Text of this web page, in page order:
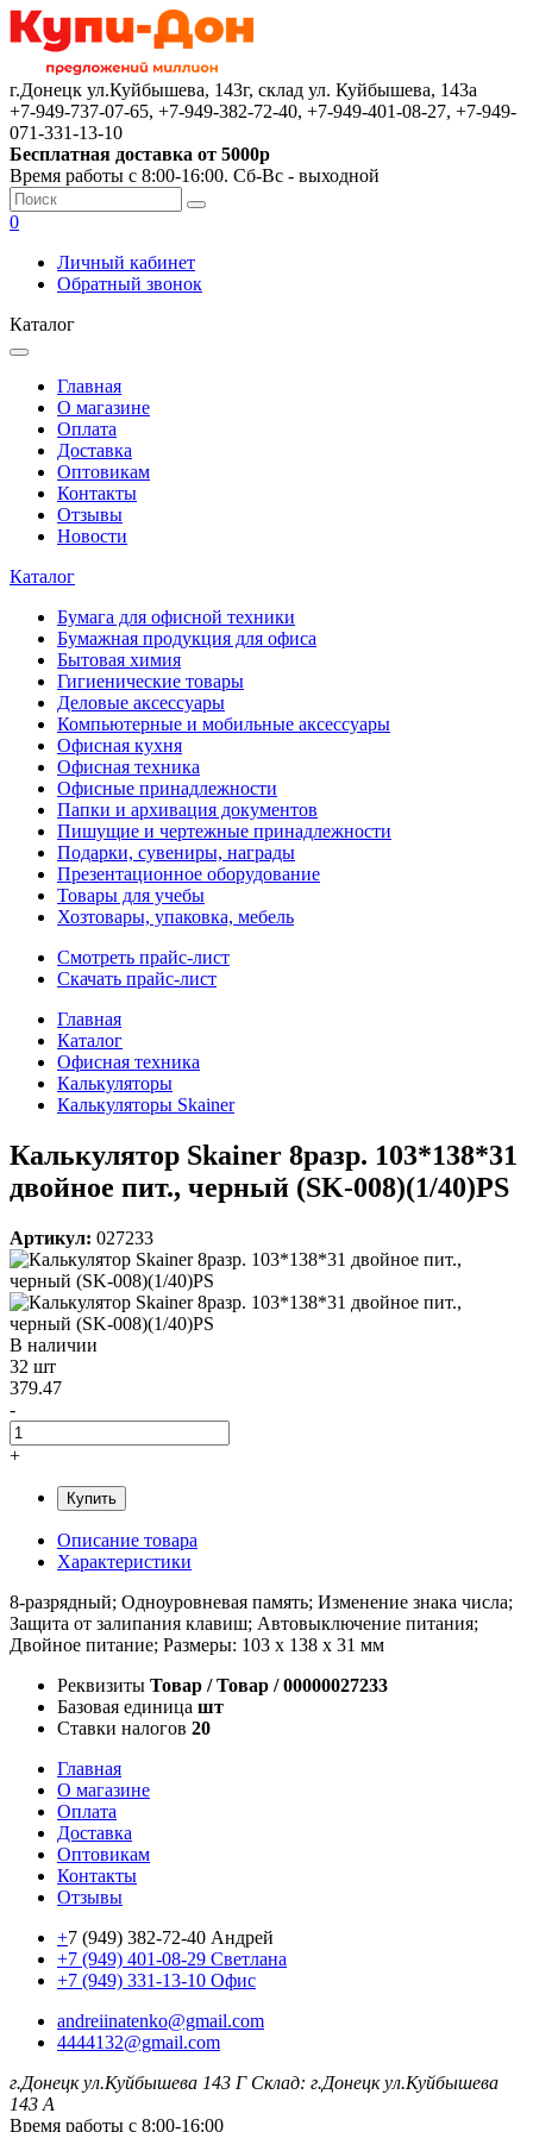
г.Донецк ул.Куйбышева, 143г, склад ул. Куйбышева, 143а
+7-949-737-07-65, +7-949-382-72-40, +7-949-401-08-27, +7-949-
071-331-13-10
Бесплатная доставка от 5000р
Время работы с 8:00-16:00. Сб-Вс - выходной
0
Личный кабинет
Обратный звонок
Каталог
Главная
О магазине
Оплата
Доставка
Оптовикам
Контакты
Отзывы
Новости
Каталог
Бумага для офисной техники
Бумажная продукция для офиса
Бытовая химия
Гигиенические товары
Деловые аксессуары
Компьютерные и мобильные аксессуары
Офисная кухня
Офисная техника
Офисные принадлежности
Папки и архивация документов
Пишущие и чертежные принадлежности
Подарки, сувениры, награды
Презентационное оборудование
Товары для учебы
Хозтовары, упаковка, мебель
Смотреть прайс-лист
Скачать прайс-лист
Главная
Каталог
Офисная техника
Калькуляторы
Калькуляторы Skainer
Калькулятор Skainer 8разр. 103*138*31
двойное пит., черный (SK-008)(1/40)PS
Артикул: 027233
В наличии
32 шт
379.47
-
+
Купить
Описание товара
Характеристики
8-разрядный; Одноуровневая память; Изменение знака числа;
Защита от залипания клавиш; Автовыключение питания;
Двойное питание; Размеры: 103 x 138 x 31 мм
Реквизиты Товар / Товар / 00000027233
Базовая единица шт
Ставки налогов 20
Главная
О магазине
Оплата
Доставка
Оптовикам
Контакты
Отзывы
+7 (949) 382-72-40 Андрей
+7 (949) 401-08-29 Светлана
+7 (949) 331-13-10 Офис
andreiinatenko@gmail.com
4444132@gmail.com
г.Донецк ул.Куйбышева 143 Г Склад: г.Донецк ул.Куйбышева
143 А
Время работы с 8:00-16:00